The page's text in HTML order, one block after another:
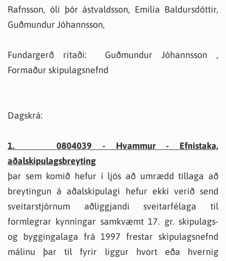
Rafnsson, óli þór ástvaldsson, Emilía Baldursdóttir,
Guðmundur Jóhannsson,
Fundargerð ritaði: Guðmundur Jóhannsson ,
Formaður skipulagsnefnd
Dagskrá:
1. 0804039 - Hvammur - Efnistaka,
aðalskipulagsbreyting
þar sem komið hefur í ljós að umrædd tillaga að
breytingun á aðalskipulagi hefur ekki verið send
sveitarstjórnum aðliggjandi sveitarfélaga til
formlegrar kynningar samkvæmt 17. gr. skipulags-
og byggingalaga frá 1997 frestar skipulagsnefnd
málinu þar til fyrir liggur hvort eða hvernig